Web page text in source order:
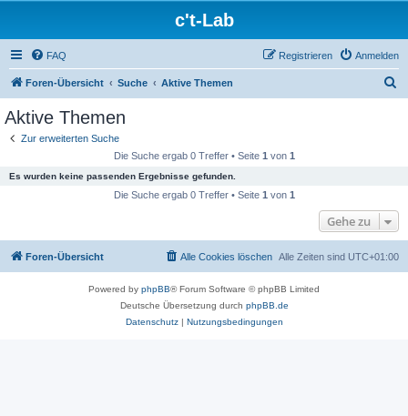
c't-Lab
FAQ Anmelden
Registrieren
Foren-Übersicht Suche Aktive Themen
Aktive Themen
Zur erweiterten Suche
Die Suche ergab 0 Treffer • Seite 1 von 1
Es wurden keine passenden Ergebnisse gefunden.
Die Suche ergab 0 Treffer • Seite 1 von 1
Gehe zu
Foren-Übersicht Alle Zeiten sind UTC+01:00
Alle Cookies löschen
Powered by phpBB® Forum Software © phpBB Limited
Deutsche Übersetzung durch phpBB.de
Datenschutz| Nutzungsbedingungen